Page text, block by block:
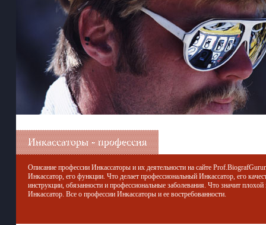
Инкассаторы - профессия
Описание профессии Инкассаторы и их деятельности на сайте
Инкассатор, его функции. Что делает профессиональный Инкассатор, его
инструкции, обязанности и профессиональные заболевания. Что значит
Инкассатор. Все о профессии Инкассаторы и ее востребованности.